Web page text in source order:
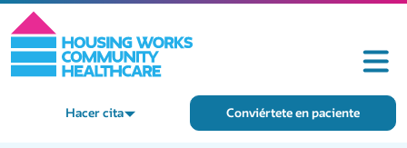
Hacer cita Conviértete en paciente